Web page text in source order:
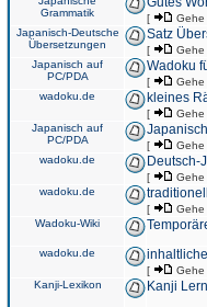
Grammatik
[ Gehe
Japanisch-Deutsche
Übersetzungen
Satz
[ Gehe
Japanisch auf
PC/PDA
Wadoku
[ Gehe
wadoku.de
kleines
[ Gehe
Japanisch auf
PC/PDA
[ Gehe
wadoku.de
Deutsch-
[ Gehe
wadoku.de
[ Gehe
Wadoku-Wiki
wadoku.de
[ Gehe
Kanji-Lexikon
Kanji